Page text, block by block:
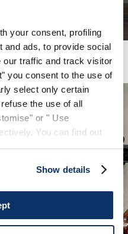
your consent, profiling
and ads, to provide social
our traffic and track visitor
you consent to the use of
select only certain
the use of all
or " Use
You can find out
Show details
notre
la politique de
traitement de mes données
de vente
VOUS